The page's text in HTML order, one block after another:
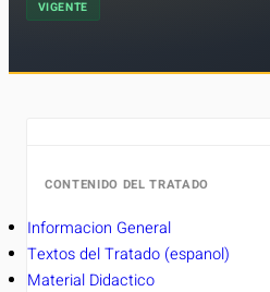
VIGENTE
CONTENIDO DEL TRATADO
Informacion General
Textos del Tratado (espanol)
Material Didactico